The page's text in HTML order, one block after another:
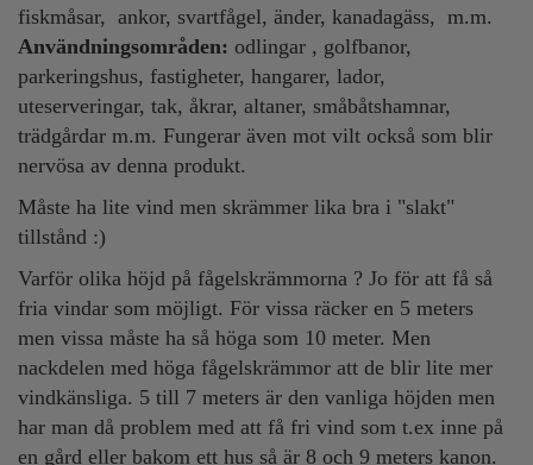
fiskmåsar, ankor, svartfågel, änder, kanadagäss, m.m.
Användningsområden: odlingar , golfbanor,
parkeringshus, fastigheter, hangarer, lador,
uteserveringar, tak, åkrar, altaner, småbåtshamnar,
trädgårdar m.m. Fungerar även mot vilt också som blir
nervösa av denna produkt.
Måste ha lite vind men skrämmer lika bra i "slakt"
tillstånd :)
Varför olika höjd på fågelskrämmorna ? Jo för att få så
fria vindar som möjligt. För vissa räcker en 5 meters
men vissa måste ha så höga som 10 meter. Men
nackdelen med höga fågelskrämmor att de blir lite mer
vindkänsliga. 5 till 7 meters är den vanliga höjden men
har man då problem med att få fri vind som t.ex inne på
en gård eller bakom ett hus så är 8 och 9 meters kanon.